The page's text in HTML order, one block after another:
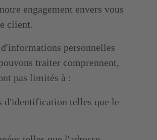
engagement envers vous
client.
personnelles
traiter comprennent,
pas limités à :
d'identification telles que le